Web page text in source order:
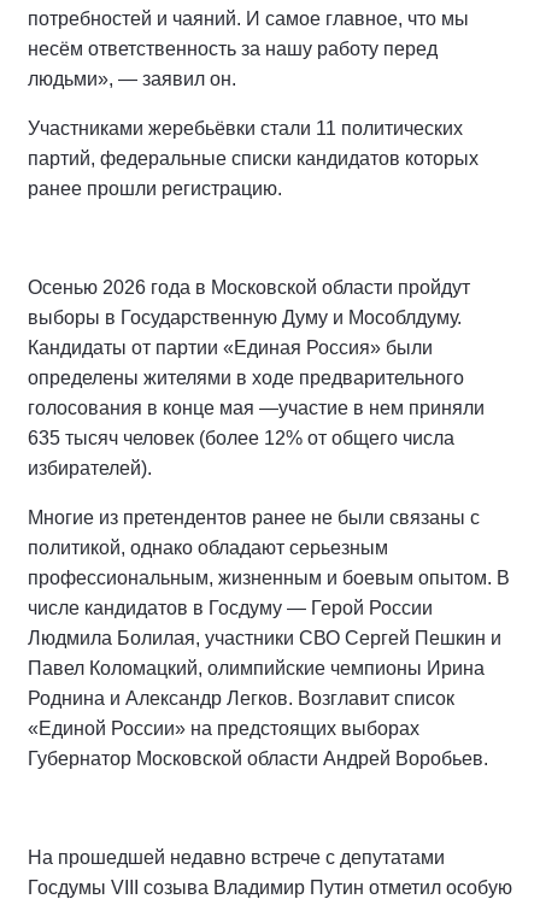
потребностей и чаяний. И самое главное, что мы
несём ответственность за нашу работу перед
людьми», — заявил он.
Участниками жеребьёвки стали 11 политических
партий, федеральные списки кандидатов которых
ранее прошли регистрацию.
Осенью 2026 года в Московской области пройдут
выборы в Государственную Думу и Мособлдуму.
Кандидаты от партии «Единая Россия» были
определены жителями в ходе предварительного
голосования в конце мая —участие в нем приняли
635 тысяч человек (более 12% от общего числа
избирателей).
Многие из претендентов ранее не были связаны с
политикой, однако обладают серьезным
профессиональным, жизненным и боевым опытом. В
числе кандидатов в Госдуму — Герой России
Людмила Болилая, участники СВО Сергей Пешкин и
Павел Коломацкий, олимпийские чемпионы Ирина
Роднина и Александр Легков. Возглавит список
«Единой России» на предстоящих выборах
Губернатор Московской области Андрей Воробьев.
На прошедшей недавно встрече с депутатами
Госдумы VIII созыва Владимир Путин отметил особую